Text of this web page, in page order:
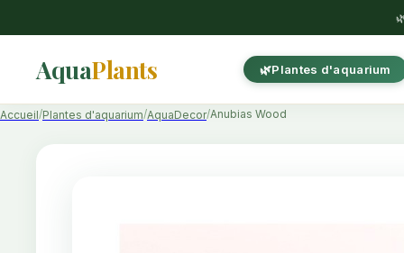
AquaPlants Plantes d'aquarium
Accueil Plantes d'aquarium AquaDecor Anubias Wood